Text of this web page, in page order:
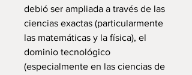
debió ser ampliada a través de las
ciencias exactas (particularmente
las matemáticas y la física), el
dominio tecnológico
(especialmente en las ciencias de